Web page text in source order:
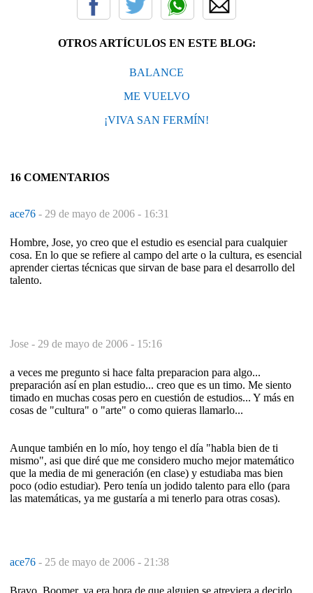
OTROS ARTÍCULOS EN ESTE BLOG:
BALANCE
ME VUELVO
¡VIVA SAN FERMÍN!
16 COMENTARIOS
ace76 - 29 de mayo de 2006 - 16:31
Hombre, Jose, yo creo que el estudio es esencial para cualquier
cosa. En lo que se refiere al campo del arte o la cultura, es esencial
aprender ciertas técnicas que sirvan de base para el desarrollo del
talento.
Jose - 29 de mayo de 2006 - 15:16
a veces me pregunto si hace falta preparacion para algo...
preparación así en plan estudio... creo que es un timo. Me siento
timado en muchas cosas pero en cuestión de estudios... Y más en
cosas de "cultura" o "arte" o como quieras llamarlo...
Aunque también en lo mío, hoy tengo el día "habla bien de ti
mismo", asi que diré que me considero mucho mejor matemático
que la media de mi generación (en clase) y estudiaba mas bien
poco (odio estudiar). Pero tenía un jodido talento para ello (para
las matemáticas, ya me gustaría a mi tenerlo para otras cosas).
ace76 - 25 de mayo de 2006 - 21:38
Bravo, Boomer, ya era hora de que alguien se atreviera a decirlo